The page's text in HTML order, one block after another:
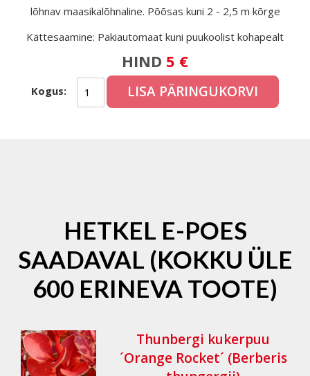
lõhnav maasikalõhnaline. Põõsas kuni 2 - 2,5 m kõrge
Kättesaamine: Pakiautomaat kuni puukoolist kohapealt
HIND 5 €
Kogus: LISA PÄRINGUKORVI
HETKEL E-POES
SAADAVAL (KOKKU ÜLE
600 ERINEVA TOOTE)
Thunbergi kukerpuu
´Orange Rocket´ (Berberis